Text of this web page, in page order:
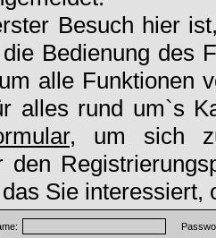
Besuch hier
Bedienung des
alle Funktionen
alles rund um`s
, um sich
den
Sie